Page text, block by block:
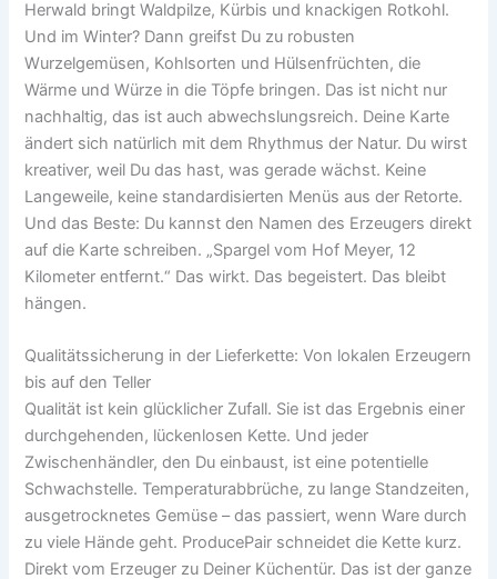
Herwald bringt Waldpilze, Kürbis und knackigen Rotkohl.
Und im Winter? Dann greifst Du zu robusten
Wurzelgemüsen, Kohlsorten und Hülsenfrüchten, die
Wärme und Würze in die Töpfe bringen. Das ist nicht nur
nachhaltig, das ist auch abwechslungsreich. Deine Karte
ändert sich natürlich mit dem Rhythmus der Natur. Du wirst
kreativer, weil Du das hast, was gerade wächst. Keine
Langeweile, keine standardisierten Menüs aus der Retorte.
Und das Beste: Du kannst den Namen des Erzeugers direkt
auf die Karte schreiben. „Spargel vom Hof Meyer, 12
Kilometer entfernt.“ Das wirkt. Das begeistert. Das bleibt
hängen.
Qualitätssicherung in der Lieferkette: Von lokalen Erzeugern
bis auf den Teller
Qualität ist kein glücklicher Zufall. Sie ist das Ergebnis einer
durchgehenden, lückenlosen Kette. Und jeder
Zwischenhändler, den Du einbaust, ist eine potentielle
Schwachstelle. Temperaturabbrüche, zu lange Standzeiten,
ausgetrocknetes Gemüse – das passiert, wenn Ware durch
zu viele Hände geht. ProducePair schneidet die Kette kurz.
Direkt vom Erzeuger zu Deiner Küchentür. Das ist der ganze